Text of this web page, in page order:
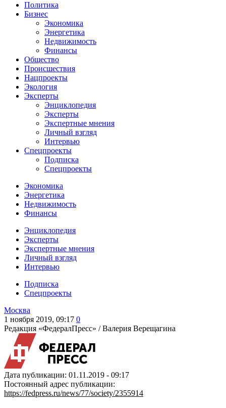
Политика
Бизнес
Экономика
Энергетика
Недвижимость
Финансы
Общество
Происшествия
Нацпроекты
Экология
Эксперты
Энциклопедия
Эксперты
Экспертные мнения
Личный взгляд
Интервью
Спецпроекты
Подписка
Спецпроекты
Экономика
Энергетика
Недвижимость
Финансы
Энциклопедия
Эксперты
Экспертные мнения
Личный взгляд
Интервью
Подписка
Спецпроекты
Москва
1 ноября 2019, 09:17 0
Редакция «ФедералПресс» /Валерия Верещагина
Дата публикации: 01.11.2019 - 09:17
Постоянный адрес публикации:
https://fedpress.ru/news/77/society/2355914